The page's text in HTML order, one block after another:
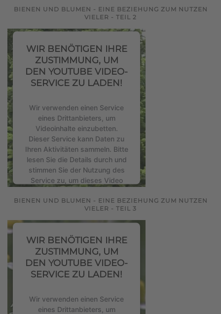
Akzeptieren
powered by Usercentrics
Consent Management Platform
& eRecht24
BIENEN UND BLUMEN - EINE BEZIEHUNG ZUM NUTZEN
VIELER - TEIL 2
WIR BENÖTIGEN IHRE
ZUSTIMMUNG, UM
DEN YOUTUBE VIDEO-
SERVICE ZU LADEN!
Wir verwenden einen Service
eines Drittanbieters, um
Videoinhalte einzubetten.
Dieser Service kann Daten zu
Ihren Aktivitäten sammeln. Bitte
lesen Sie die Details durch und
stimmen Sie der Nutzung des
Service zu, um dieses Video
Akzeptieren
powered by Usercentrics
Consent Management Platform
& eRecht24
BIENEN UND BLUMEN - EINE BEZIEHUNG ZUM NUTZEN
VIELER - TEIL 3
WIR BENÖTIGEN IHRE
ZUSTIMMUNG, UM
DEN YOUTUBE VIDEO-
SERVICE ZU LADEN!
Wir verwenden einen Service
eines Drittanbieters, um